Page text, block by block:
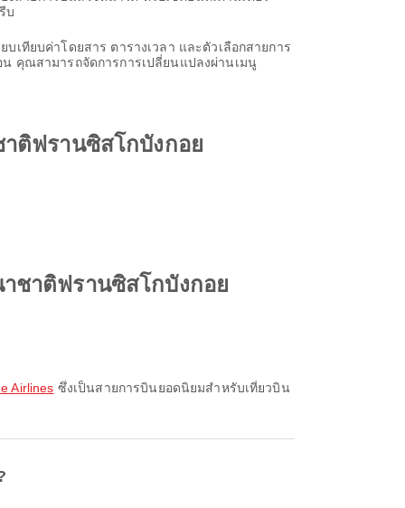
บ
เทียบค่าโดยสาร ตารางเวลา และตัวเลือกสายการ
คุณสามารถจัดการการเปลี่ยนแปลงผ่านเมนู
ติฟรานซิสโกบังกอย
ชาติฟรานซิสโกบังกอย
Airlines ซึ่งเป็นสายการบินยอดนิยมสำหรับเที่ยวบิน